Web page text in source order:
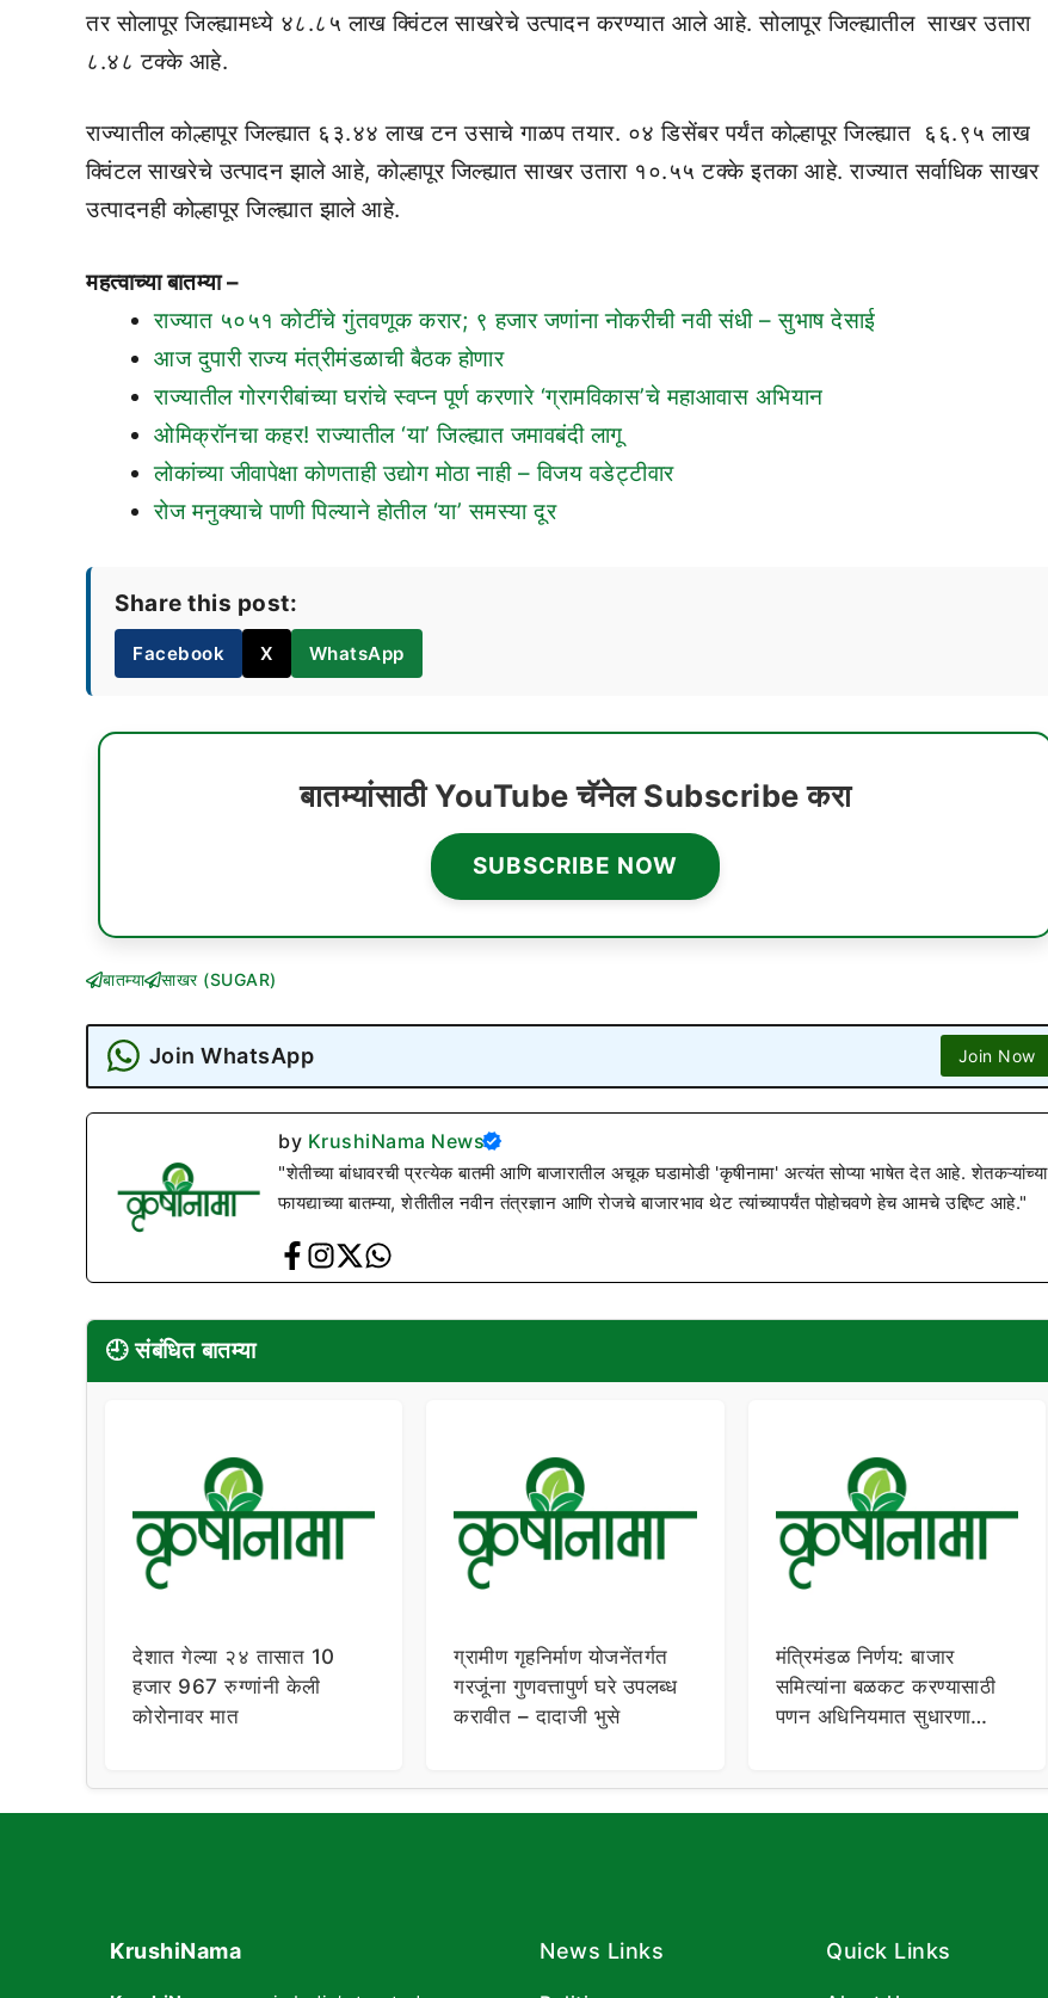
तर सोलापूर जिल्ह्यामध्ये ४८.८५ लाख क्विंटल साखरेचे उत्पादन करण्यात आले आहे. सोलापूर जिल्ह्यातील साखर उतारा
८.४८ टक्के आहे.
राज्यातील कोल्हापूर जिल्ह्यात ६३.४४ लाख टन उसाचे गाळप तयार. ०४ डिसेंबर पर्यंत कोल्हापूर जिल्ह्यात ६६.९५ लाख
क्विंटल साखरेचे उत्पादन झाले आहे, कोल्हापूर जिल्ह्यात साखर उतारा १०.५५ टक्के इतका आहे. राज्यात सर्वाधिक साखर
उत्पादनही कोल्हापूर जिल्ह्यात झाले आहे.
महत्वाच्या बातम्या –
राज्यात ५०५१ कोटींचे गुंतवणूक करार; ९ हजार जणांना नोकरीची नवी संधी – सुभाष देसाई
आज दुपारी राज्य मंत्रीमंडळाची बैठक होणार
राज्यातील गोरगरीबांच्या घरांचे स्वप्न पूर्ण करणारे ‘ग्रामविकास’चे महाआवास अभियान
ओमिक्रॉनचा कहर! राज्यातील ‘या’ जिल्ह्यात जमावबंदी लागू
लोकांच्या जीवापेक्षा कोणताही उद्योग मोठा नाही – विजय वडेट्टीवार
रोज मनुक्याचे पाणी पिल्याने होतील ‘या’ समस्या दूर
Share this post:
Facebook X WhatsApp
बातम्यांसाठी YouTube चॅनेल Subscribe करा
SUBSCRIBE NOW
बातम्या साखर (SUGAR)
Join WhatsApp Join Now
by KrushiNama News
"शेतीच्या बांधावरची प्रत्येक बातमी आणि बाजारातील अचूक घडामोडी 'कृषीनामा' अत्यंत सोप्या भाषेत देत आहे. शेतकऱ्यांच्या
फायद्याच्या बातम्या, शेतीतील नवीन तंत्रज्ञान आणि रोजचे बाजारभाव थेट त्यांच्यापर्यंत पोहोचवणे हेच आमचे उद्दिष्ट आहे."
🕘 संबंधित बातम्या
देशात गेल्या २४ तासात 10
हजार 967 रुग्णांनी केली
कोरोनावर मात
ग्रामीण गृहनिर्माण योजनेंतर्गत
गरजूंना गुणवत्तापुर्ण घरे उपलब्ध
करावीत – दादाजी भुसे
मंत्रिमंडळ निर्णय: बाजार
समित्यांना बळकट करण्यासाठी
पणन अधिनियमात सुधारणा
KrushiNama News Links Quick Links